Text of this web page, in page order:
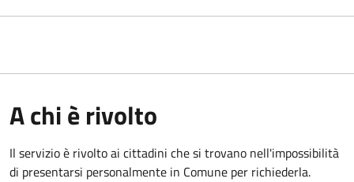
A chi è rivolto
Il servizio è rivolto ai cittadini che si trovano nell'impossibilità
di presentarsi personalmente in Comune per richiederla.